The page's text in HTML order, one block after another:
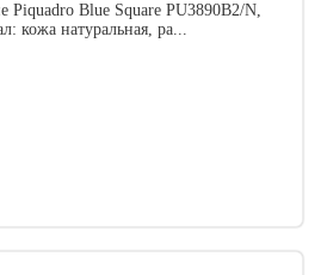
Piquadro Blue Square PU3890B2/N,
кожа натуральная, ра...